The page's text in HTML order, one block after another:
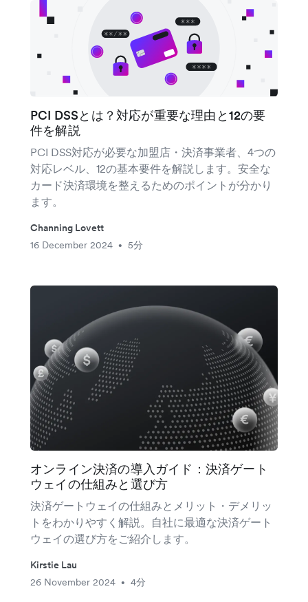
PCI DSSとは？対応が重要な理由と12の要
件を解説
PCI DSS対応が必要な加盟店・決済事業者、4つの
対応レベル、12の基本要件を解説します。安全な
カード決済環境を整えるためのポイントが分かり
ます。
Channing Lovett
16 December 2024
• 5分
オンライン決済の導入ガイド：決済ゲート
ウェイの仕組みと選び方
決済ゲートウェイの仕組みとメリット・デメリッ
トをわかりやすく解説。自社に最適な決済ゲート
ウェイの選び方をご紹介します。
Kirstie Lau
26 November 2024
• 4分